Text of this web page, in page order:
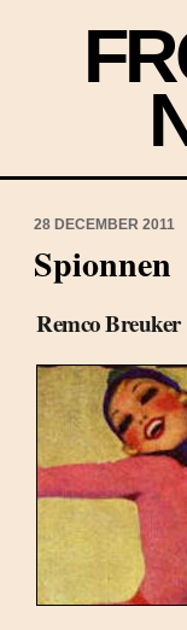
28 DECEMBER 2011
Spionnen
Remco Breuker